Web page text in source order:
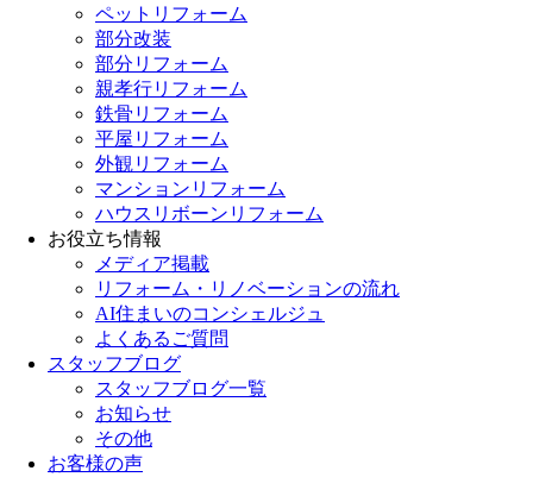
ペットリフォーム
部分改装
部分リフォーム
親孝行リフォーム
鉄骨リフォーム
平屋リフォーム
外観リフォーム
マンションリフォーム
ハウスリボーンリフォーム
お役立ち情報
メディア掲載
リフォーム・リノベーションの流れ
AI住まいのコンシェルジュ
よくあるご質問
スタッフブログ
スタッフブログ一覧
お知らせ
その他
お客様の声